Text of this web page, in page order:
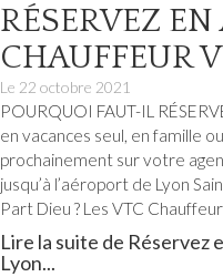
Vaulx-
en-
Velin
VTC
Villeurbanne
VTC
Chauffeur
RÉSERVEZ
CHAUFFEUR
Le 22 octobre 2021
POURQUOI FAUT-IL
en vacances seul, en famille
prochainement sur votre
jusqu’à l’aéroport de Lyon
Part Dieu ? Les VTC
Lire la suite de Réservez
Lyon...